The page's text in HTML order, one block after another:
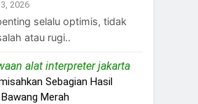
2026
selalu optimis, tidak
atau rugi..
alat interpreter jakarta
Sebagian Hasil
Merah